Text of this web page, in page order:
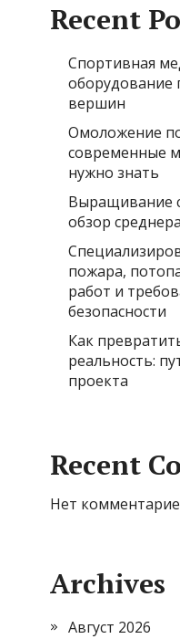
Recent
Спортивная
оборудование
вершин
Омоложение
современные
нужно знать
Выращивание
обзор
пожара,
работ и
безопасности
Как
реальность:
проекта
Recent
Нет
Archives
Август 2026